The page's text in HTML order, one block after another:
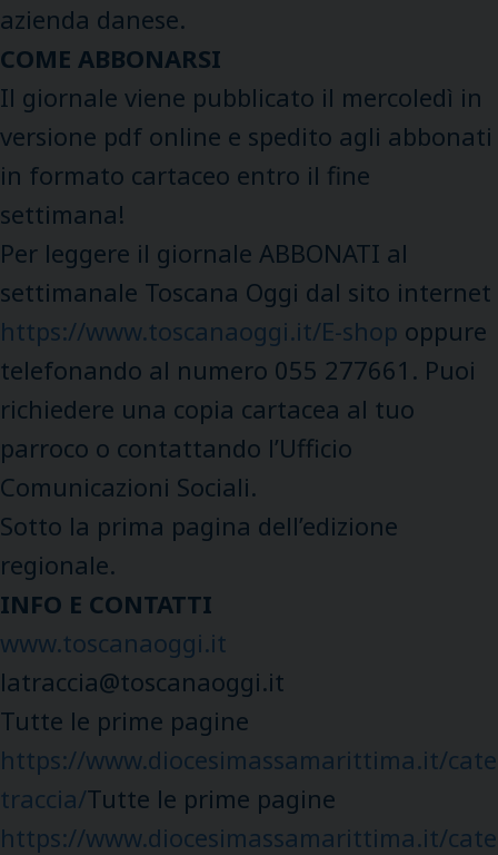
azienda danese.
COME ABBONARSI
Il giornale viene pubblicato il mercoledì in
versione pdf online e spedito agli abbonati
in formato cartaceo entro il fine
settimana!
Per leggere il giornale ABBONATI al
settimanale Toscana Oggi dal sito internet
https://www.toscanaoggi.it/E-shop oppure
telefonando al numero 055 277661. Puoi
richiedere una copia cartacea al tuo
parroco o contattando l’Ufficio
Comunicazioni Sociali.
Sotto la prima pagina dell’edizione
regionale.
INFO E CONTATTI
www.toscanaoggi.it
latraccia@toscanaoggi.it
Tutte le prime pagine
https://www.diocesimassamarittima.it/
traccia/Tutte le prime pagine
https://www.diocesimassamarittima.it/